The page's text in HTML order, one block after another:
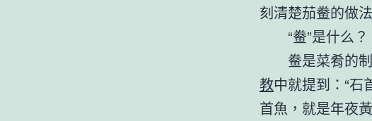
刻清楚茄鲞的做
“鲞”是什么？
鲞是菜肴的
教中就提到：“石
首魚，就是年夜